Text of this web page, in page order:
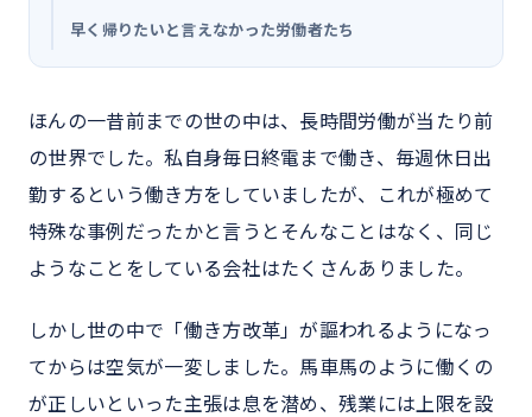
早く帰りたいと言えなかった労働者たち
ほんの一昔前までの世の中は、長時間労働が当たり前
の世界でした。私自身毎日終電まで働き、毎週休日出
勤するという働き方をしていましたが、これが極めて
特殊な事例だったかと言うとそんなことはなく、同じ
ようなことをしている会社はたくさんありました。
しかし世の中で「働き方改革」が謳われるようになっ
てからは空気が一変しました。馬車馬のように働くの
が正しいといった主張は息を潜め、残業には上限を設